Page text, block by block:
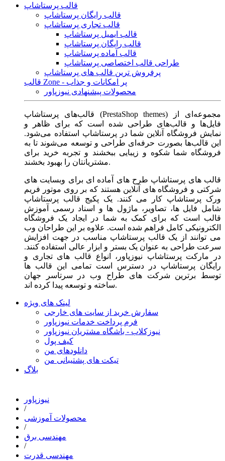
قالب پرستاشاپ
قالب رایگان پرستاشاپ
قالب تجاری پرستاشاپ
قالب ایمیل پرستاشاپ
قالب رایگان پرستاشاپ
قالب آماده پرستاشاپ
طراحی قالب اختصاصی پرستاشاپ
پرفروش ترین قالب های پرستاشاپ
قالب Zone - پر امکانات و جذاب
محصولات پیشنهادی نیوزپاور
قالب‌های پرستاشاپ (PrestaShop themes) مجموعه‌ای از
فایل‌ها و قالب‌های طراحی شده است که برای ظاهر و
نمایش فروشگاه آنلاین شما در پرستاشاپ استفاده می‌شود.
این قالب‌ها بصورت حرفه‌ای طراحی و توسعه می‌شوند تا به
فروشگاه شما شکوه و زیبایی ببخشند و تجربه خرید برای
مشتریانتان را بهبود بخشند.
قالب های پرستاشاپ طرح های آماده ای برای وبسایت های
شرکتی و فروشگاه های آنلاین هستند که بر روی موتور فریم
ورک پرستاشاپ کار می کنند. یک پکیج قالب پرستاشاپ
شامل فایل ها، تصاویر، ماژول ها و اسناد رسمی آموزش
قالب است که برای کمک به شما در ایجاد یک فروشگاه
الکترونیکی کامل فراهم شده است. علاوه بر این طراحان وب
می توانند از یک قالب پرستاشاپ مناسب در جهت افزایش
سرعت طراحی به عنوان یک بستر و ابزار عالی استفاده کنند.
در مارکت پرستاشاپ نیوزپاور، انواع قالب های تجاری و
رایگان پرستاشاپ در دسترس است تمامی این قالب ها
توسط برترین شرکت های طراح وب در سرتاسر جهان
ساخته و توسعه پیدا کرده اند.
لینک های ویژه
سفارش خرید از سایت های خارجی
فرم پرداخت خدمات نیوزپاور
نیوزکلاب - باشگاه مشتریان نیوزپاور
کیف پول
دانلودهای من
تیکت های پشتیبانی من
بلاگ
نیوزپاور
/
محصولات آموزشی
/
مهندسی برق
/
مهندسی قدرت